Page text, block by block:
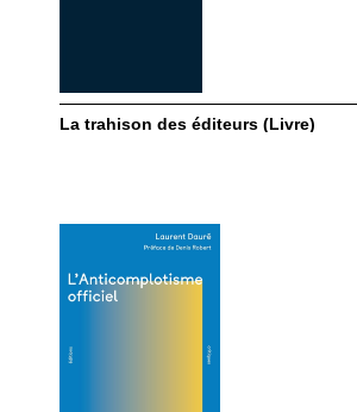
La trahison des éditeurs (Livre)